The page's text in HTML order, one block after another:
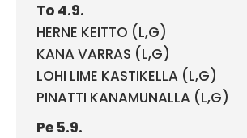
To 4.9.
HERNE KEITTO (L,G)
KANA VARRAS (L,G)
LOHI LIME KASTIKELLA (L,G)
PINATTI KANAMUNALLA (L,G)
Pe 5.9.